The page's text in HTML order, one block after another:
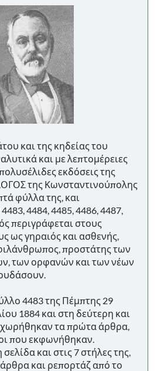
και της κηδείας του
και με λεπτομέρειες
εκδόσεις της
της Κωνσταντινούπολης
φύλλα της, και
4484, 4485, 4486, 4487,
περιγράφεται στους
ως γηραιός και ασθενής,
προστάτης των
των ορφανών και των νέων
4483 της Πέμπτης 29
1884 και στη δεύτερη και
τα πρώτα άρθρα,
που εκφωνήθηκαν.
και στις 7 στήλες της,
και ρεπορτάζ από το